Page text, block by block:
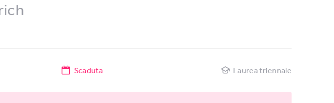
Scaduta Laurea triennale